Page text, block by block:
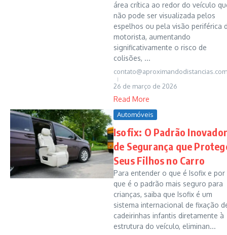
área crítica ao redor do veículo
não pode ser visualizada pelos
espelhos ou pela visão periférica
motorista, aumentando
significativamente o risco de
colisões, ...
26 de março de 2026
Read More
Automóveis
Isofix: O Padrão Inovador
de Segurança que
Seus Filhos no Carro
Para entender o que é Isofix e por
que é o padrão mais seguro para
crianças, saiba que Isofix é um
sistema internacional de fixação
cadeirinhas infantis diretamente à
estrutura do veículo, eliminan...